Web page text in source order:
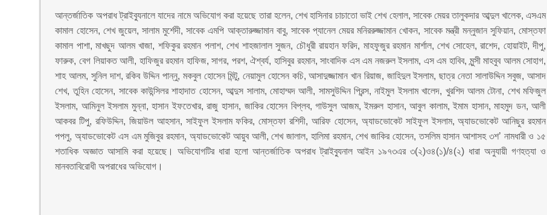
আন্তর্জাতিক অপরাধ ট্রাইব্যুনালে যাদের নামে অভিযোগ করা হয়েছে তারা হলেন, শেখ হাসিনার চাচাতো ভাই শেখ হেলাল, সাবেক মেয়র তালুকদার আব্দুল খালেক, এসএম
কামাল হোসেন, শেখ জুয়েল, সালাম মুর্শেদী, সাবেক এমপি আক্তারুজ্জামান বাবু, সাবেক প্যানেল মেয়র মনিররুজ্জামান খোকন, সাবেক মন্ত্রী মন্নুজান সুফিয়ান, মোস্তফা
কামাল পাশা, মাখছুদ আলম খাজা, শফিকুর রহমান পলাশ, শেখ শাহজালাল সুজন, চৌধুরী রায়হান ফরিদ, মাহফুজুর রহমান মার্শাল, শেখ সোহেল, রাশেদ, হোয়াইট, দীপু,
ফারুক, বেগ লিয়াকত আলী, হাফিজুর রহমান হাফিজ, সাগর, পরশ, ঐশ্বর্য, হাসিবুর রহমান, সাংবাদিক এস এম নজরুল ইসলাম, এস এম হাবিব, মুন্সী মাহবুব আলম সোহাগ,
শাহ আলম, সুনিল দাশ, রকিব উদ্দিন পান্নু, মকবুল হোসেন মিন্টু, নেয়ামুল হোসেন কচি, আসাদুজ্জামান খান রিয়াজ, জাহিদুল ইসলাম, ছাত্র নেতা সালাউদ্দিন সবুজ, আসাদ
শেখ, তুহিন হোসেন, সাবেক কাউন্সিলর শাহাদাত হোসেন, আব্দুস সালাম, মোহাম্মদ আলী, সামসুউদ্দিন প্রিন্স, নাইমুল ইসলাম খালেদ, খুরশিদ আলম টোনা, শেখ মফিজুল
ইসলাম, আমিনুল ইসলাম মুন্না, হাসান ইফতেখার, রাজু হাসান, জাকির হোসেন বিপ্লব, গাউসুল আজম, ইমরুল হাসান, আবুল কালাম, ইমাম হাসান, মাহমুদ ডন, আলী
আকবর টিপু, রফিউদ্দিন, জিয়াউল আহসান, সাইফুল ইসলাম ফকির, মোস্তফা রশিদী, আরিফ হোসেন, অ্যাডভোকেট সাইফুল ইসলাম, অ্যাডভোকেট আনিছুর রহমান
পপলু, অ্যাডভোকেট এস এম মুজিবুর রহমান, অ্যাডভোকেট আয়ুব আলী, শেখ জালাল, হালিমা রহমান, শেখ জাকির হোসেন, তসলিম হাসান আশাসহ ৩শ’ নামধারী ও ১৫
শতাধিক অজ্ঞাত আসামি করা হয়েছে। অভিযোগটির ধারা হলো আন্তর্জাতিক অপরাধ ট্রাইব্যুনাল আইন ১৯৭৩এর ৩(২)ও৪(১)/৪(২) ধারা অনুযায়ী গণহত্যা ও
মানবতাবিরোধী অপরাধের অভিযোগ।